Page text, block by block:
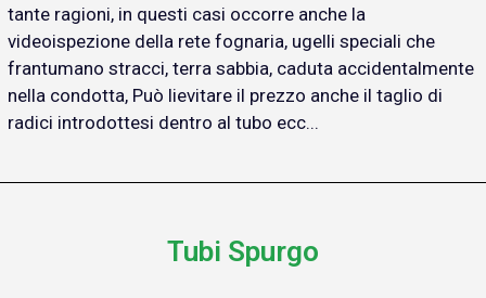
tante ragioni, in questi casi occorre anche la
videoispezione della rete fognaria, ugelli speciali che
frantumano stracci, terra sabbia, caduta accidentalmente
nella condotta, Può lievitare il prezzo anche il taglio di
radici introdottesi dentro al tubo ecc...
Tubi Spurgo